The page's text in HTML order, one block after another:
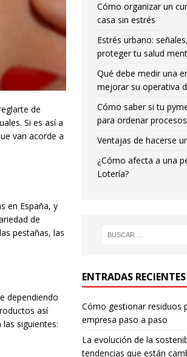
de
Si es así a
van acorde a
en España, y
de
pestañas, las
dependiendo
así
siguientes:
Cómo organizar un
casa sin estrés
Estrés urbano:
proteger tu salud
Qué debe medir una
mejorar su operativa
Cómo saber si tu
para ordenar
Ventajas de hacerse
¿Cómo afecta a una
Lotería?
ENTRADAS RECIENTES
Cómo gestionar residuos
empresa paso a paso
La evolución de la
tendencias que están